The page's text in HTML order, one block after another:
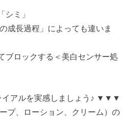
シミ」
成長過程」によっても違いま
ブロックする＜美白センサー処
アルを実感しましょう♪ ▼▼▼
プ、ローション、クリーム）の